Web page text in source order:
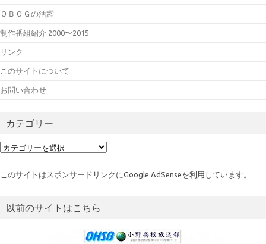
ＯＢＯＧの活躍
制作番組紹介 2000〜2015
リンク
このサイトについて
お問い合わせ
カテゴリー
カ
リ
このサイトはスポンサードリンクにGoogle AdSenseを利用しています。
以前のサイトはこちら